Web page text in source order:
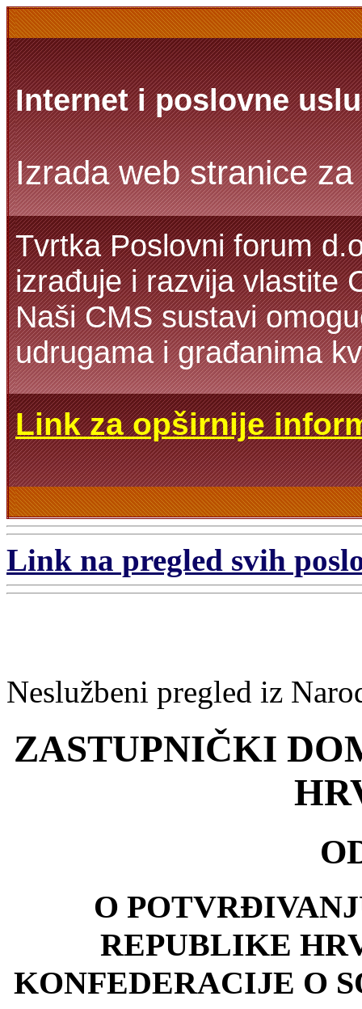
Internet i poslovne
Izrada web stranice
Tvrtka Poslovni forum
izrađuje i razvija vlastite
Naši CMS sustavi
udrugama i građanima
Link za opširnije
Link na pregled svih
Neslužbeni pregled iz
ZASTUPNIČKI
O
REPUBLIKE
KONFEDERACIJE O